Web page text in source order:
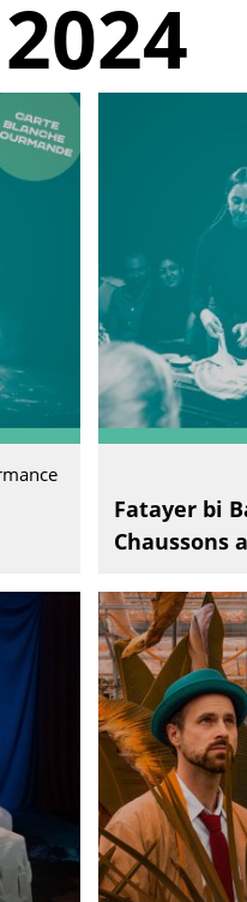
2024
Fatayer bi
Chaussons